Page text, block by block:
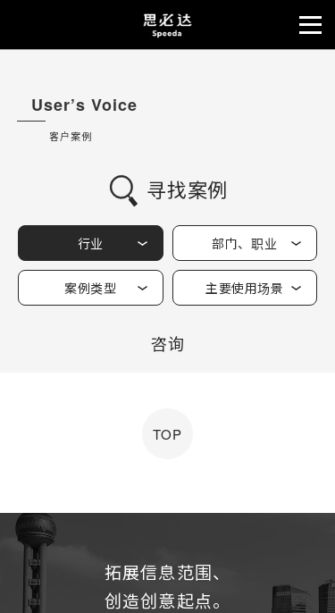
User’s Voice
客户案例
寻找案例
行业 部门、职业
案例类型 主要使用场景
咨询
TOP
拓展信息范围、
创造创意起点。